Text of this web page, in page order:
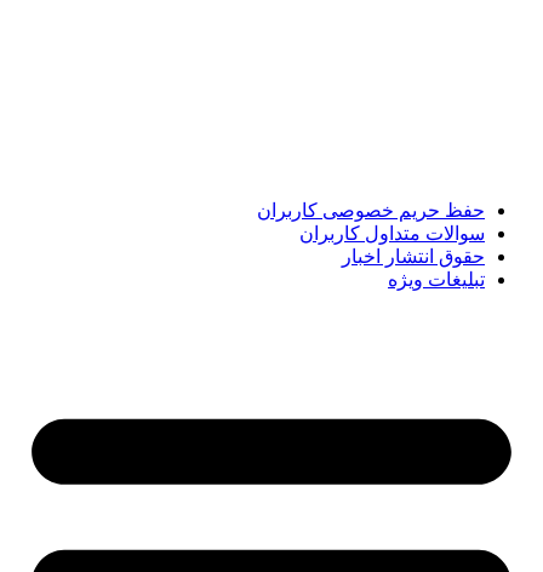
حفظ حریم خصوصی کاربران
سوالات متداول کاربران
حقوق انتشار اخبار
تبلیغات ویژه